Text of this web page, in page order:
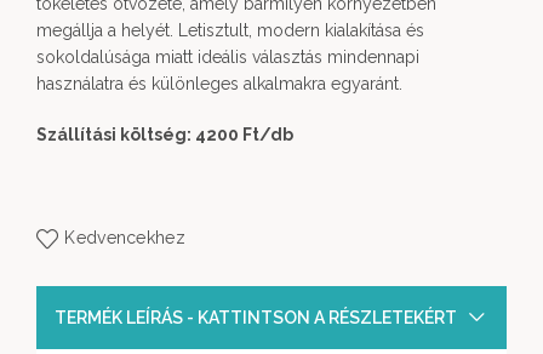
megállja a helyét. Letisztult, modern kialakítása és
sokoldalúsága miatt ideális választás mindennapi
használatra és különleges alkalmakra egyaránt.
Szállítási költség: 4200 Ft/db
Kedvencekhez
TERMÉK LEÍRÁS - KATTINTSON A RÉSZLETEKÉRT